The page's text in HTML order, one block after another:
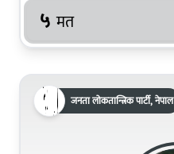
५ मत
जनता लोकतान्त्रिक पार्टी, नेपाल